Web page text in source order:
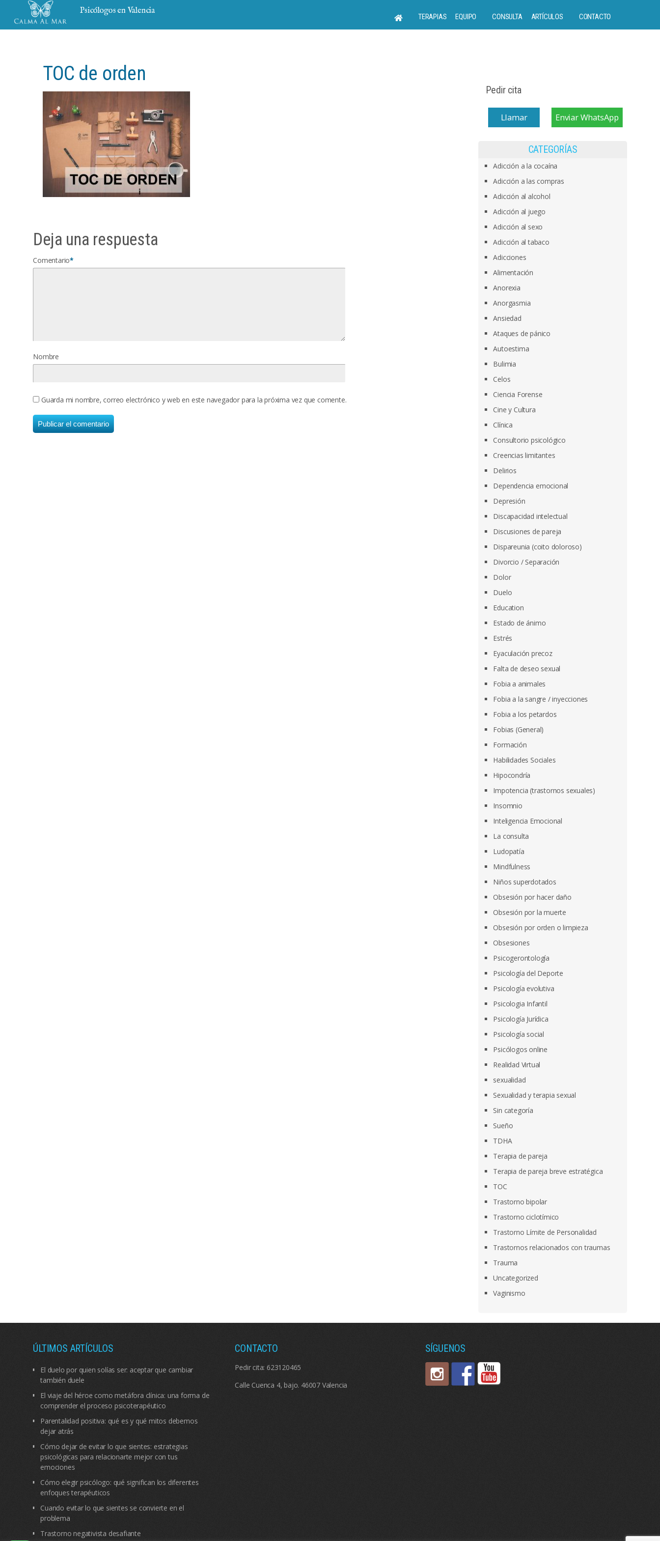
Psicólogos en Valencia
TERAPIAS EQUIPO CONSULTA ARTÍCULOS CONTACTO
TOC de orden
Deja una respuesta
Comentario*
Nombre
Guarda mi nombre, correo electrónico y web en este navegador para la próxima vez que comente.
Pedir cita
Llamar Enviar WhatsApp
CATEGORÍAS
Adicción a la cocaína
Adicción a las compras
Adicción al alcohol
Adicción al juego
Adicción al sexo
Adicción al tabaco
Adicciones
Alimentación
Anorexia
Anorgasmia
Ansiedad
Ataques de pánico
Autoestima
Bulimia
Celos
Ciencia Forense
Cine y Cultura
Clínica
Consultorio psicológico
Creencias limitantes
Delirios
Dependencia emocional
Depresión
Discapacidad intelectual
Discusiones de pareja
Dispareunia (coito doloroso)
Divorcio / Separación
Dolor
Duelo
Education
Estado de ánimo
Estrés
Eyaculación precoz
Falta de deseo sexual
Fobia a animales
Fobia a la sangre / inyecciones
Fobia a los petardos
Fobias (General)
Formación
Habilidades Sociales
Hipocondría
Impotencia (trastornos sexuales)
Insomnio
Inteligencia Emocional
La consulta
Ludopatía
Mindfulness
Niños superdotados
Obsesión por hacer daño
Obsesión por la muerte
Obsesión por orden o limpieza
Obsesiones
Psicogerontología
Psicología del Deporte
Psicología evolutiva
Psicologia Infantil
Psicología Jurídica
Psicología social
Psicólogos online
Realidad Virtual
sexualidad
Sexualidad y terapia sexual
Sin categoría
Sueño
TDHA
Terapia de pareja
Terapia de pareja breve estratégica
TOC
Trastorno bipolar
Trastorno ciclotímico
Trastorno Límite de Personalidad
Trastornos relacionados con traumas
Trauma
Uncategorized
Vaginismo
ÚLTIMOS ARTÍCULOS
El duelo por quien solías ser: aceptar que cambiar
también duele
El viaje del héroe como metáfora clínica: una forma de
comprender el proceso psicoterapéutico
Parentalidad positiva: qué es y qué mitos debemos
dejar atrás
Cómo dejar de evitar lo que sientes: estrategias
psicológicas para relacionarte mejor con tus
emociones
Cómo elegir psicólogo: qué significan los diferentes
enfoques terapéuticos
Cuando evitar lo que sientes se convierte en el
problema
Trastorno negativista desafiante
CONTACTO
Pedir cita: 623120465
Calle Cuenca 4, bajo. 46007 Valencia
SÍGUENOS